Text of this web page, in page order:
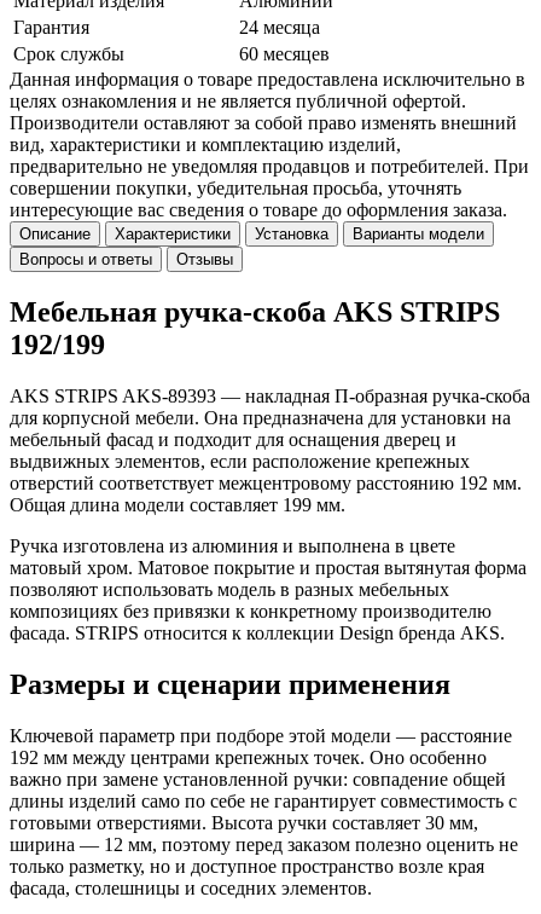
Гарантия
24 месяца
Срок службы
60 месяцев
Данная информация о товаре предоставлена исключительно в
целях ознакомления и не является публичной офертой.
Производители оставляют за собой право изменять внешний
вид, характеристики и комплектацию изделий,
предварительно не уведомляя продавцов и потребителей. При
совершении покупки, убедительная просьба, уточнять
интересующие вас сведения о товаре до оформления заказа.
Описание Характеристики Установка
Варианты модели
Вопросы и ответы
Отзывы
Мебельная ручка-скоба AKS STRIPS
192/199
AKS STRIPS AKS-89393 — накладная П-образная ручка-скоба
для корпусной мебели. Она предназначена для установки на
мебельный фасад и подходит для оснащения дверец и
выдвижных элементов, если расположение крепежных
отверстий соответствует межцентровому расстоянию 192 мм.
Общая длина модели составляет 199 мм.
Ручка изготовлена из алюминия и выполнена в цвете
матовый хром. Матовое покрытие и простая вытянутая форма
позволяют использовать модель в разных мебельных
композициях без привязки к конкретному производителю
фасада. STRIPS относится к коллекции Design бренда AKS.
Размеры и сценарии применения
Ключевой параметр при подборе этой модели — расстояние
192 мм между центрами крепежных точек. Оно особенно
важно при замене установленной ручки: совпадение общей
длины изделий само по себе не гарантирует совместимость с
готовыми отверстиями. Высота ручки составляет 30 мм,
ширина — 12 мм, поэтому перед заказом полезно оценить не
только разметку, но и доступное пространство возле края
фасада, столешницы и соседних элементов.